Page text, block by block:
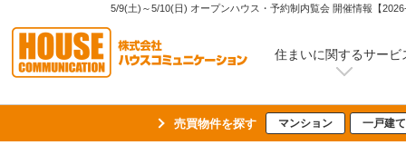
住まいに関するサービ
売買物件を探す マンション 一戸建て